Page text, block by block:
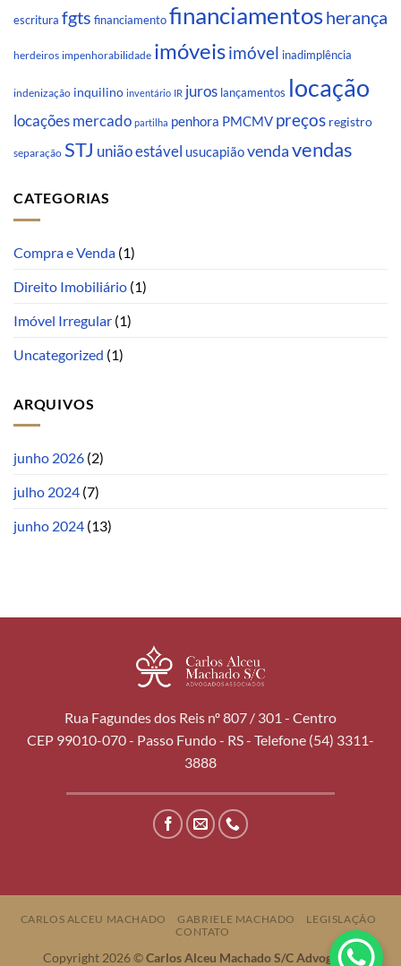
escritura fgts financiamentofinanciamentosherança
herdeiros impenhorabilidade imóveisimóvel inadimplência
indenização inquilino inventário IR juros lançamentos locação
locações mercado partilha penhora PMCMV preços registro
separação STJ união estável usucapiãovendavendas
CATEGORIAS
Compra e Venda (1)
Direito Imobiliário (1)
Imóvel Irregular (1)
Uncategorized (1)
ARQUIVOS
junho 2026 (2)
julho 2024 (7)
junho 2024 (13)
Rua Fagundes dos Reis nº 807 / 301 - Centro
CEP 99010-070 - Passo Fundo - RS - Telefone (54) 3311-
3888
CARLOS ALCEU MACHADO GABRIELE MACHADO
LEGISLAÇÃO
CONTATO
Copyright 2026 ©Carlos Alceu Machado S/C Advogados